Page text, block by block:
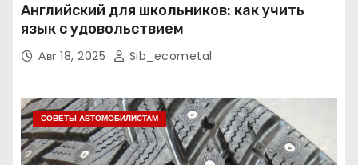
Английский для школьников: как учить
язык с удовольствием
Авг 18, 2025 Sib_ecometal
СОВЕТЫ АВТОМОБИЛИСТАМ